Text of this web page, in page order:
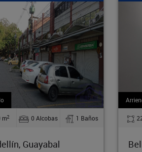
22 m 1 Alcobas 1 Baños
La Madera